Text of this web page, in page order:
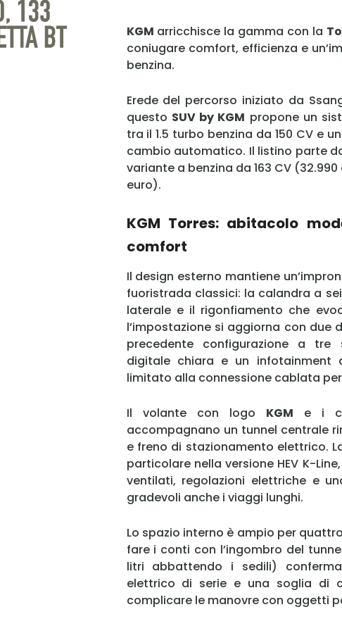
KGM arricchisce la gamma con la
coniugare comfort, efficienza e
benzina.
Erede del percorso iniziato da
questo SUV by KGM propone un
tra il 1.5 turbo benzina da 150 CV e
cambio automatico. Il listino parte
variante a benzina da 163 CV
euro).
KGM Torres: abitacolo
comfort
Il design esterno mantiene
fuoristrada classici: la calandra a
laterale e il rigonfiamento che
l’impostazione si aggiorna con due
precedente configurazione a tre
digitale chiara e un infotainment
limitato alla connessione cablata per
Il volante con logo KGM e i
accompagnano un tunnel centrale
e freno di stazionamento elettrico.
particolare nella versione HEV K-
ventilati, regolazioni elettriche e
gradevoli anche i viaggi lunghi.
Lo spazio interno è ampio per
fare i conti con l’ingombro del
litri abbattendo i sedili)
elettrico di serie e una soglia di
complicare le manovre con oggetti